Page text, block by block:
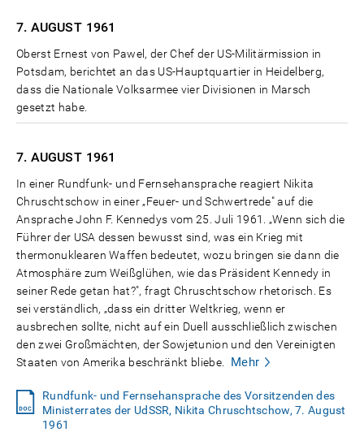
7. AUGUST 1961
Oberst Ernest von Pawel, der Chef der US-Militärmission in
Potsdam, berichtet an das US-Hauptquartier in Heidelberg,
dass die Nationale Volksarmee vier Divisionen in Marsch
gesetzt habe.
7. AUGUST 1961
In einer Rundfunk- und Fernsehansprache reagiert Nikita
Chruschtschow in einer „Feuer- und Schwertrede" auf die
Ansprache John F. Kennedys vom 25. Juli 1961. „Wenn sich die
Führer der USA dessen bewusst sind, was ein Krieg mit
thermonuklearen Waffen bedeutet, wozu bringen sie dann die
Atmosphäre zum Weißglühen, wie das Präsident Kennedy in
seiner Rede getan hat?", fragt Chruschtschow rhetorisch. Es
sei verständlich, „dass ein dritter Weltkrieg, wenn er
ausbrechen sollte, nicht auf ein Duell ausschließlich zwischen
den zwei Großmächten, der Sowjetunion und den Vereinigten
Staaten von Amerika beschränkt bliebe.
Mehr
Rundfunk- und Fernsehansprache des Vorsitzenden des
Ministerrates der UdSSR, Nikita Chruschtschow, 7. August
1961